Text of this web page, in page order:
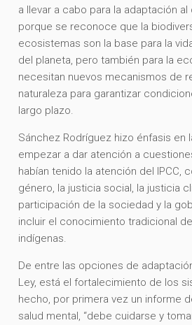
a llevar a cabo para la adaptación
porque se reconoce que la
ecosistemas son la base para la
del planeta, pero también para la
necesitan nuevos mecanismos de
naturaleza para garantizar
largo plazo.
Sánchez Rodríguez hizo énfasis en
empezar a dar atención a
habían tenido la atención del IPCC,
género, la justicia social, la justicia
participación de la sociedad y la
incluir el conocimiento tradicional
indígenas.
De entre las opciones de
Ley, está el fortalecimiento de los
hecho, por primera vez un informe
salud mental, “debe cuidarse y